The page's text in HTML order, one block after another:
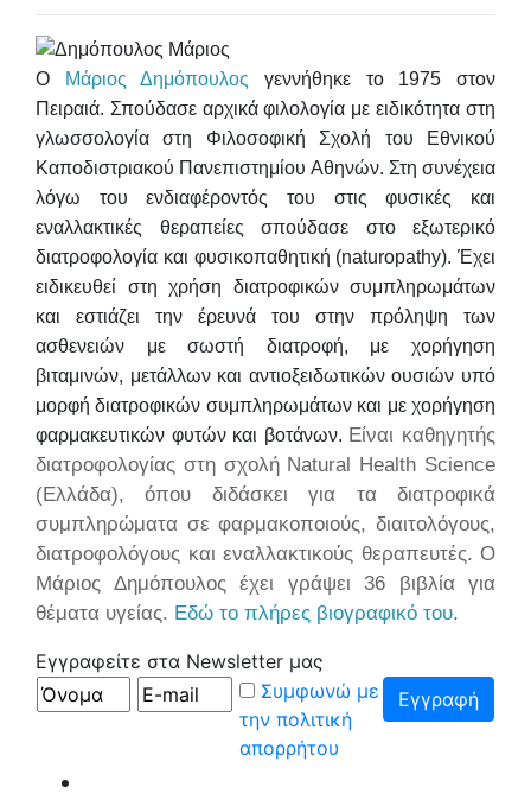
Ο Μάριος Δημόπουλος γεννήθηκε το 1975 στον
Πειραιά. Σπούδασε αρχικά φιλολογία με ειδικότητα στη
γλωσσολογία στη Φιλοσοφική Σχολή του Εθνικού
Καποδιστριακού Πανεπιστημίου Αθηνών. Στη συνέχεια
λόγω του ενδιαφέροντός του στις φυσικές και
εναλλακτικές θεραπείες σπούδασε στο εξωτερικό
διατροφολογία και φυσικοπαθητική (naturopathy). Έχει
ειδικευθεί στη χρήση διατροφικών συμπληρωμάτων
και εστιάζει την έρευνά του στην πρόληψη των
ασθενειών με σωστή διατροφή, με χορήγηση
βιταμινών, μετάλλων και αντιοξειδωτικών ουσιών υπό
μορφή διατροφικών συμπληρωμάτων και με χορήγηση
φαρμακευτικών φυτών και βοτάνων. Είναι καθηγητής
διατροφολογίας στη σχολή Natural Health Science
(Ελλάδα), όπου διδάσκει για τα διατροφικά
συμπληρώματα σε φαρμακοποιούς, διαιτολόγους,
διατροφολόγους και εναλλακτικούς θεραπευτές. Ο
Μάριος Δημόπουλος έχει γράψει 36 βιβλία για
θέματα υγείας. Εδώ το πλήρες βιογραφικό του.
Εγγραφείτε στα Newsletter μας
Συμφωνώ με
την πολιτική
απορρήτου